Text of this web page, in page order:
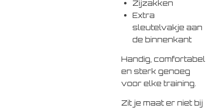
Zijzakken
Extra
sleutelvakje aan
de binnenkant
Handig, comfortabel
en sterk genoeg
voor elke training.
Zit je maat er niet bij